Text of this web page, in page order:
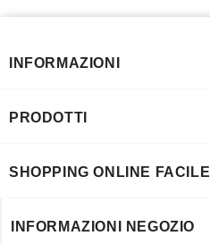
INFORMAZIONI
PRODOTTI
SHOPPING ONLINE FACILE
INFORMAZIONI NEGOZIO